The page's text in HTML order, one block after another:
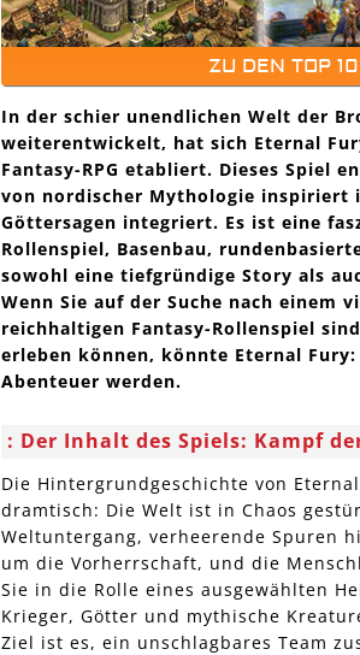
ZU DEN TOP
In der schier unendlichen Welt der
weiterentwickelt, hat sich Eternal
Fantasy-RPG etabliert. Dieses Spiel
von nordischer Mythologie inspiriert
Göttersagen integriert. Es ist eine
Rollenspiel, Basenbau,
sowohl eine tiefgründige Story als
Wenn Sie auf der Suche nach einem
reichhaltigen Fantasy-Rollenspiel
erleben können, könnte Eternal
Abenteuer werden.
Der Inhalt des Spiels: Kampf
Die Hintergrundgeschichte von
dramtisch: Die Welt ist in Chaos
Weltuntergang, verheerende Spuren
um die Vorherrschaft, und die
Sie in die Rolle eines ausgewählten
Krieger, Götter und mythische
Ziel ist es, ein unschlagbares Team